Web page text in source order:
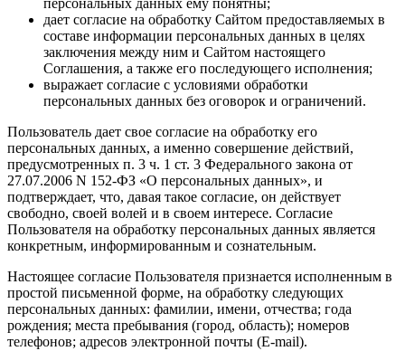
персональных данных ему понятны;
дает согласие на обработку Сайтом предоставляемых в
составе информации персональных данных в целях
заключения между ним и Сайтом настоящего
Соглашения, а также его последующего исполнения;
выражает согласие с условиями обработки
персональных данных без оговорок и ограничений.
Пользователь дает свое согласие на обработку его
персональных данных, а именно совершение действий,
предусмотренных п. 3 ч. 1 ст. 3 Федерального закона от
27.07.2006 N 152-ФЗ «О персональных данных», и
подтверждает, что, давая такое согласие, он действует
свободно, своей волей и в своем интересе. Согласие
Пользователя на обработку персональных данных является
конкретным, информированным и сознательным.
Настоящее согласие Пользователя признается исполненным в
простой письменной форме, на обработку следующих
персональных данных: фамилии, имени, отчества; года
рождения; места пребывания (город, область); номеров
телефонов; адресов электронной почты (E-mail).